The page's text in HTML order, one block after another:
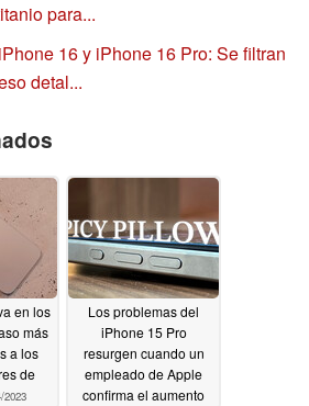
para...
16 y iPhone 16 Pro: Se filtran
detal...
en los
más
a los
de
2023
Los problemas del
iPhone 15 Pro
resurgen cuando un
empleado de Apple
confirma el aumento